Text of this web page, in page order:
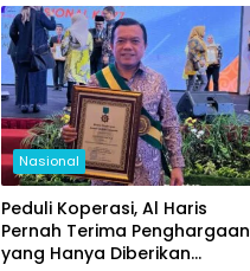
Nasional
Peduli Koperasi, Al Haris
Pernah Terima Penghargaan
yang Hanya Diberikan